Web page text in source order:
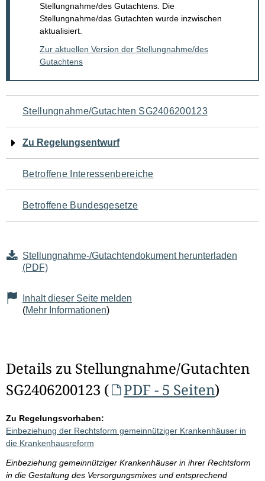
Stellungnahme/des Gutachtens. Die
Stellungnahme/das Gutachten wurde inzwischen
aktualisiert.
Zur aktuellen Version der Stellungnahme/des
Gutachtens
Navigation
für
den
Seiteninhalt
Stellungnahme/Gutachten SG2406200123
Zu Regelungsentwurf
Betroffene Interessenbereiche
Betroffene Bundesgesetze
Stellungnahme-/Gutachtendokument herunterladen
(PDF)
Inhalt dieser Seite melden
(Mehr Informationen)
Details zu Stellungnahme/Gutachten
SG2406200123 (
PDF - 5 Seiten)
Zu Regelungsvorhaben:
Einbeziehung der Rechtsform gemeinnütziger Krankenhäuser in
die Krankenhausreform
Einbeziehung gemeinnütziger Krankenhäuser in ihrer Rechtsform
in die Gestaltung des Versorgungsmixes und entsprechend